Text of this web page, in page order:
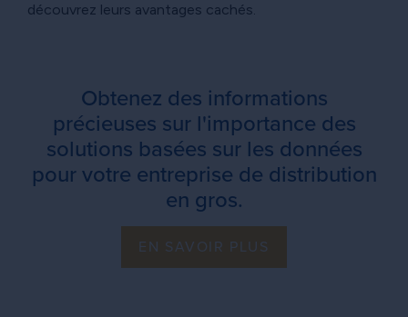
découvrez leurs avantages cachés.
Obtenez des informations
précieuses sur l'importance des
solutions basées sur les données
pour votre entreprise de distribution
en gros.
EN SAVOIR PLUS